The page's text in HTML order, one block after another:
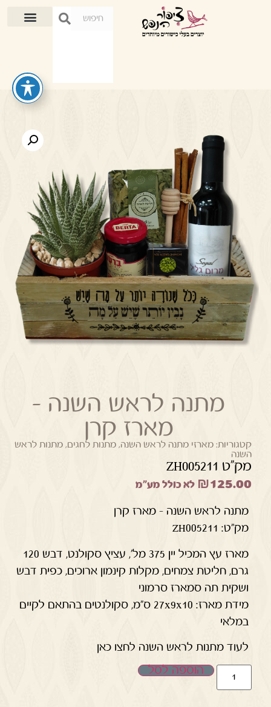
מתנה לראש השנה –
מארז קרן
קטגוריות: מארזי מתנה לראש השנה,מתנות לחגים,מתנות לראש
השנה
מק"ט ZH005211
₪125.00 לא כולל מע"מ
מתנה לראש השנה – מארז קרן
מק"ט: ZH005211
מארז עץ המכיל יין 375 מל', עציץ סקולנט, דבש 120
גרם, חליטת צמחים, מקלות קינמון ארוכים, כפית דבש
ושקית תה סמארז סרמוני
מידת מארז: 27x9x10 ס"מ, סקולנטים בהתאם לקיים
במלאי
לעוד מתנות לראש השנה לחצו כאן
הוספה לסל